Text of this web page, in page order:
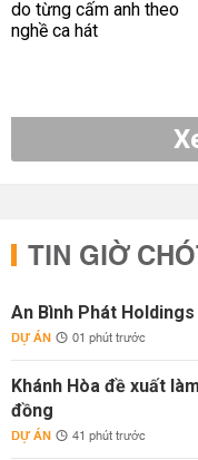
TIN GIỜ
An Bình Phát
DỰ ÁN 01 phút trước
Khánh Hòa đề xuất
đồng
DỰ ÁN 41 phút trước